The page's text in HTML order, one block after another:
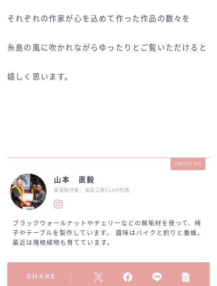
それぞれの作家が心を込めて作った作品の数々を
糸島の風に吹かれながらゆったりとご覧いただけると
嬉しく思います。
ABOUT ME
山本 直毅
家具製作者／家具工房CLAP代表
ブラックウォールナットやチェリーなどの無垢材を使って、椅
子やテーブルを製作しています。 趣味はバイクと釣りと養蜂。
最近は塊根植物も育てています。
SHARE